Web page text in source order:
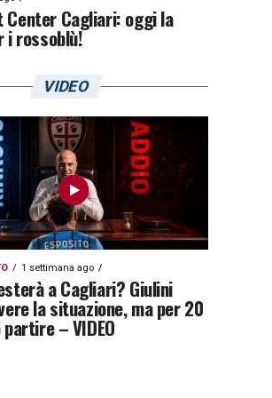
Center Cagliari: oggi la
i rossoblù!
VIDEO
1 settimana ago
a Cagliari? Giulini
la situazione, ma per 20
– VIDEO